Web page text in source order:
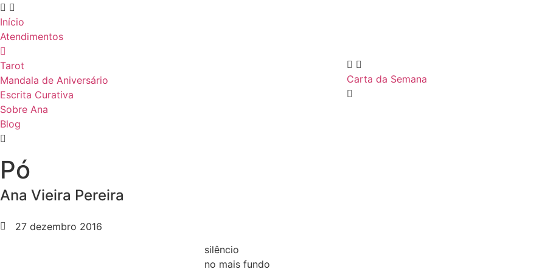
Início
Atendimentos
Tarot
Mandala de Aniversário
Escrita Curativa
Sobre Ana
Blog
Carta da Semana
Pó
Ana Vieira Pereira
27 dezembro 2016
silêncio
no mais fundo